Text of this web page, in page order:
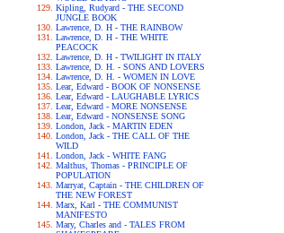
Kipling, Rudyard - THE SECOND
JUNGLE BOOK
Lawrence, D. H - THE RAINBOW
Lawrence, D. H - THE WHITE
PEACOCK
Lawrence, D. H - TWILIGHT IN ITALY
Lawrence, D. H. - SONS AND LOVERS
Lawrence, D. H. - WOMEN IN LOVE
Lear, Edward - BOOK OF NONSENSE
Lear, Edward - LAUGHABLE LYRICS
Lear, Edward - MORE NONSENSE
Lear, Edward - NONSENSE SONG
London, Jack - MARTIN EDEN
London, Jack - THE CALL OF THE
WILD
London, Jack - WHITE FANG
Malthus, Thomas - PRINCIPLE OF
POPULATION
Marryat, Captain - THE CHILDREN OF
THE NEW FOREST
Marx, Karl - THE COMMUNIST
MANIFESTO
Mary, Charles and - TALES FROM